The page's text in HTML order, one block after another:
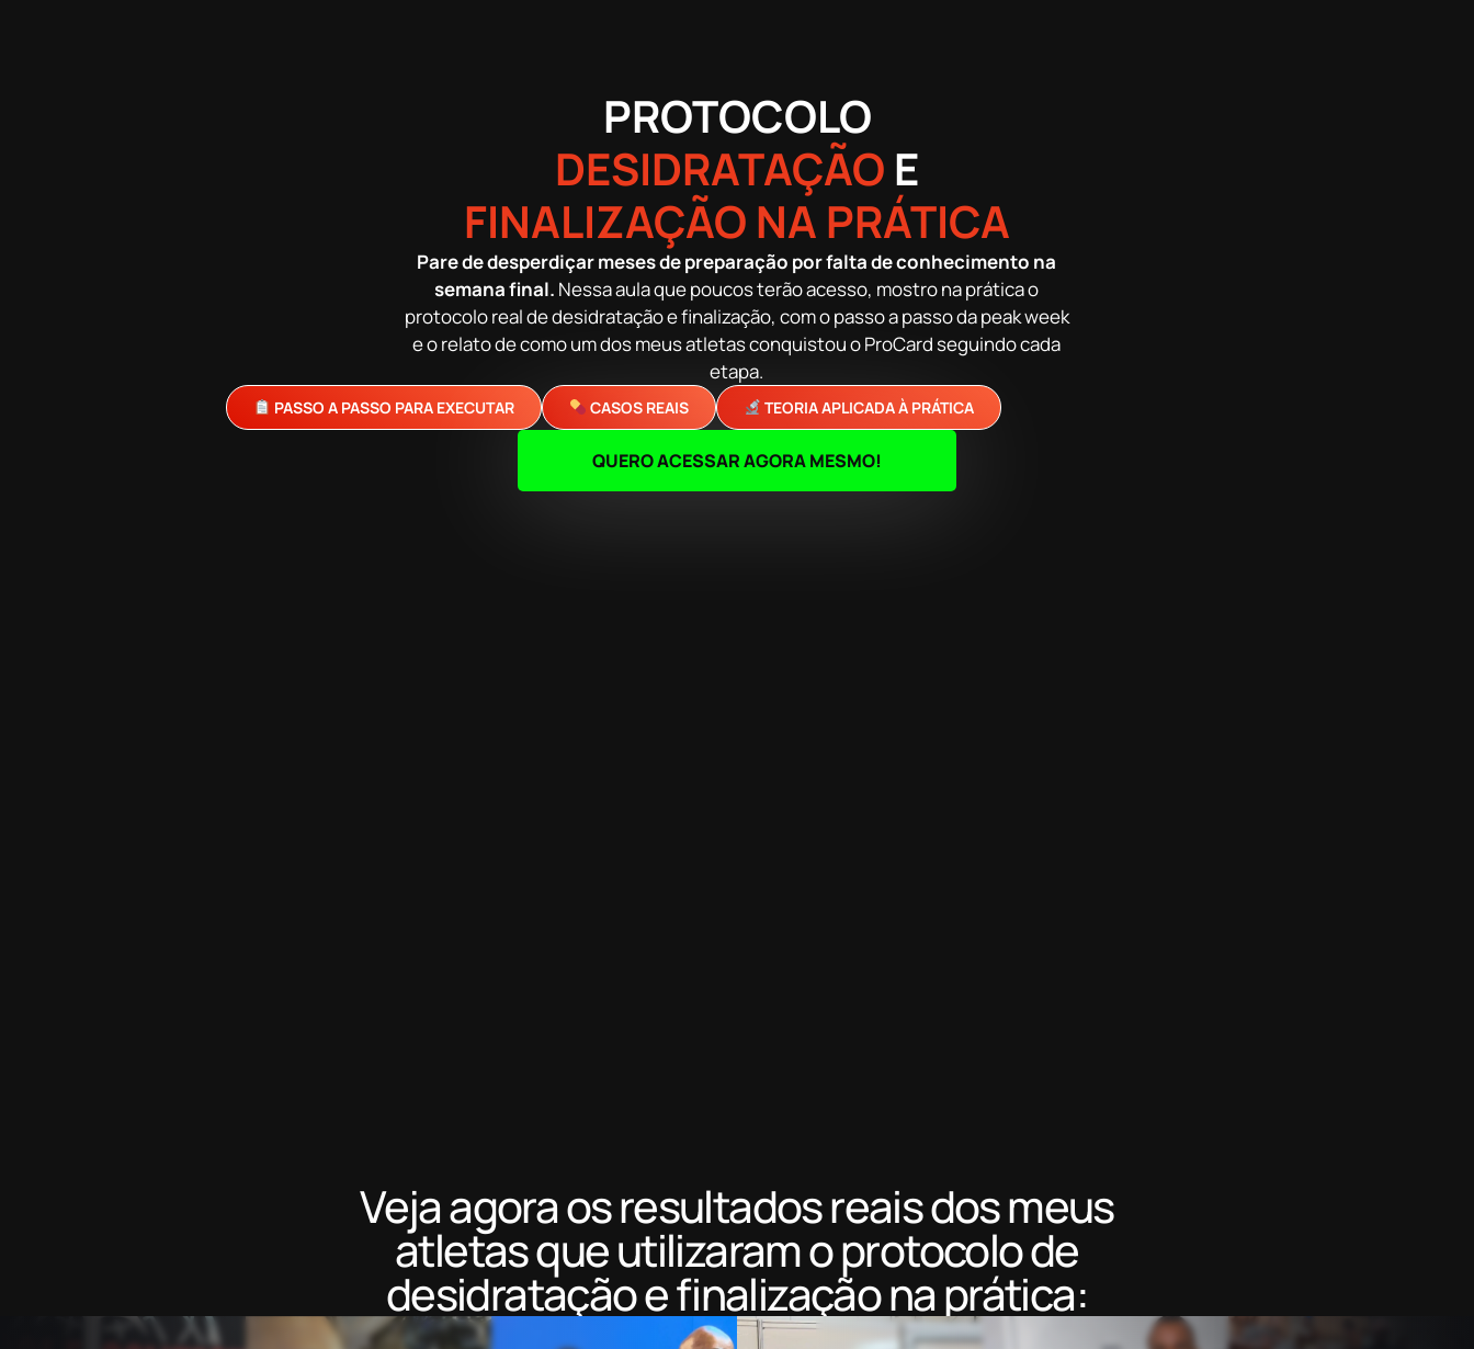
PROTOCOLO
DESIDRATAÇÃO E
FINALIZAÇÃO NA PRÁTICA
Pare de desperdiçar meses de preparação por falta de conhecimento na
semana final. Nessa aula que poucos terão acesso, mostro na prática o
protocolo real de desidratação e finalização, com o passo a passo da peak week
e o relato de como um dos meus atletas conquistou o ProCard seguindo cada
etapa.
PASSO A PASSO PARA EXECUTAR CASOS REAIS TEORIA APLICADA À PRÁTICA
QUERO ACESSAR AGORA MESMO!
Veja agora os resultados reais dos meus
atletas que utilizaram o protocolo de
desidratação e finalização na prática: